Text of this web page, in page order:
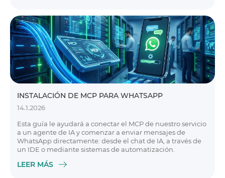
INSTALACIÓN DE MCP PARA WHATSAPP
14.1.2026
Esta guía le ayudará a conectar el MCP de nuestro servicio
a un agente de IA y comenzar a enviar mensajes de
WhatsApp directamente: desde el chat de IA, a través de
un IDE o mediante sistemas de automatización.
LEER MÁS